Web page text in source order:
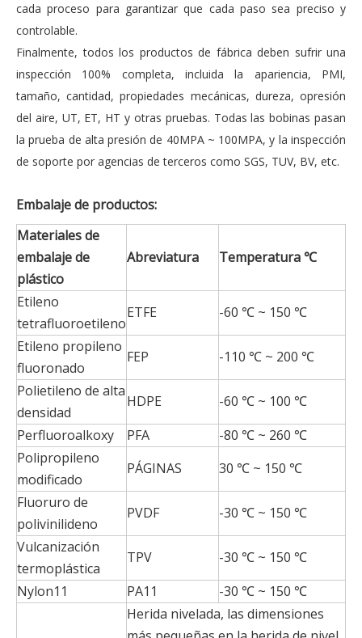
cada proceso para garantizar que cada paso sea preciso y
controlable.
Finalmente, todos los productos de fábrica deben sufrir una
inspección 100% completa, incluida la apariencia, PMI,
tamaño, cantidad, propiedades mecánicas, dureza, opresión
del aire, UT, ET, HT y otras pruebas. Todas las bobinas pasan
la prueba de alta presión de 40MPA ~ 100MPA, y la inspección
de soporte por agencias de terceros como SGS, TUV, BV, etc.
Embalaje de productos:
Materiales de
embalaje de
plástico
Abreviatura Temperatura ℃
Etileno
tetrafluoroetileno
ETFE
-60 ℃ ~ 150 ℃
Etileno propileno
fluoronado
FEP
-110 ℃ ~ 200 ℃
Polietileno de alta
densidad
HDPE
-60 ℃ ~ 100 ℃
Perfluoroalkoxy
PFA
-80 ℃ ~ 260 ℃
Polipropileno
modificado
PÁGINAS
30 ℃ ~ 150 ℃
Fluoruro de
polivinilideno
PVDF
-30 ℃ ~ 150 ℃
Vulcanización
termoplástica
TPV
-30 ℃ ~ 150 ℃
Nylon11
PA11
-30 ℃ ~ 150 ℃
Herida nivelada, las dimensiones